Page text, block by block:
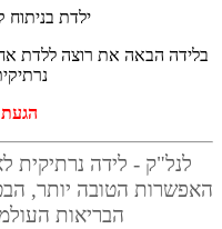
ילדת בניתוח
בלידה הבאה את רוצה ללדת
הגעת
לנל"ק - לידה נרתיקית
האפשרות הטובה יותר,
הבריאות